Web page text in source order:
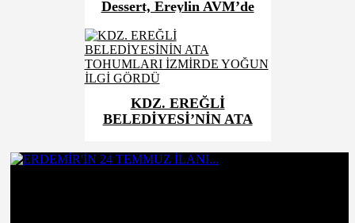
Dessert, Ereylin AVM’de
KDZ. EREĞLİ
BELEDİYESİ’NİN ATA
YOĞUN İLGİ GÖRDÜ